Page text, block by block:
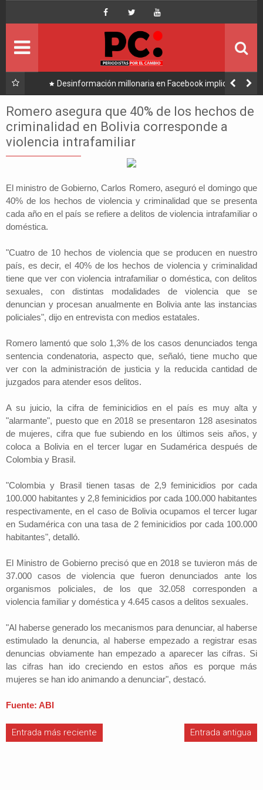
en Facebook implica a
Tuto y Samuel
Caso consorcio: Abogado acusado
su denuncia contra
Romero asegura que 40% de los hechos de
criminalidad en Bolivia corresponde a
violencia intrafamiliar
El ministro de Gobierno, Carlos Romero, aseguró el domingo que
40% de los hechos de violencia y criminalidad que se presenta
cada año en el país se refiere a delitos de violencia intrafamiliar o
doméstica.
"Cuatro de 10 hechos de violencia que se producen en nuestro
país, es decir, el 40% de los hechos de violencia y criminalidad
tiene que ver con violencia intrafamiliar o doméstica, con delitos
sexuales, con distintas modalidades de violencia que se
denuncian y procesan anualmente en Bolivia ante las instancias
policiales", dijo en entrevista con medios estatales.
Romero lamentó que solo 1,3% de los casos denunciados tenga
sentencia condenatoria, aspecto que, señaló, tiene mucho que
ver con la administración de justicia y la reducida cantidad de
juzgados para atender esos delitos.
A su juicio, la cifra de feminicidios en el país es muy alta y
"alarmante", puesto que en 2018 se presentaron 128 asesinatos
de mujeres, cifra que fue subiendo en los últimos seis años, y
coloca a Bolivia en el tercer lugar en Sudamérica después de
Colombia y Brasil.
"Colombia y Brasil tienen tasas de 2,9 feminicidios por cada
100.000 habitantes y 2,8 feminicidios por cada 100.000 habitantes
respectivamente, en el caso de Bolivia ocupamos el tercer lugar
en Sudamérica con una tasa de 2 feminicidios por cada 100.000
habitantes", detalló.
El Ministro de Gobierno precisó que en 2018 se tuvieron más de
37.000 casos de violencia que fueron denunciados ante los
organismos policiales, de los que 32.058 corresponden a
violencia familiar y doméstica y 4.645 casos a delitos sexuales.
"Al haberse generado los mecanismos para denunciar, al haberse
estimulado la denuncia, al haberse empezado a registrar esas
denuncias obviamente han empezado a aparecer las cifras. Si
las cifras han ido creciendo en estos años es porque más
mujeres se han ido animando a denunciar", destacó.
Fuente: ABI
Entrada más reciente Entrada antigua
Portada
Ultimo
Economía
Nacional
Lee Más